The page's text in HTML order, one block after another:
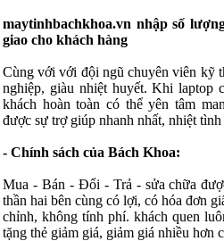
maytinhbachkhoa.vn nhập số
giao cho khách hàng
Cùng với với đội ngũ chuyên viên kỹ
nghiệp, giàu nhiệt huyết. Khi laptop
khách hoàn toàn có thể yên tâm
được sự trợ giúp nhanh nhất, nhiệt
- Chính sách của Bách Khoa:
Mua - Bán - Đổi - Trả - sửa chữa
thần hai bên cùng có lợi, có hóa đơn
chỉnh, không tính phí. khách quen
tặng thẻ giảm giá, giảm giá nhiều hơn